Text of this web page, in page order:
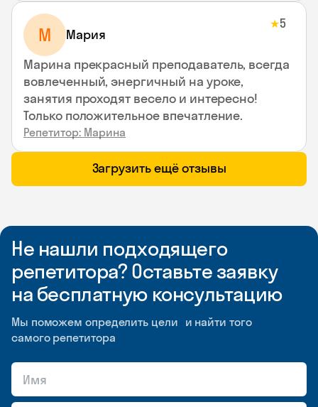
М Мария
★5
Марина прекрасный преподаватель, всегда
вовлеченный, энергичный на уроке,
занятия проходят весело и интересно!
Только положительное впечатление.
Репетитор: Марина
Загрузить ещё отзывы
Не нашли подходящего
репетитора? Оставьте заявку
на бесплатную консультацию
Мы поможем определить цели и найти того
самого репетитора